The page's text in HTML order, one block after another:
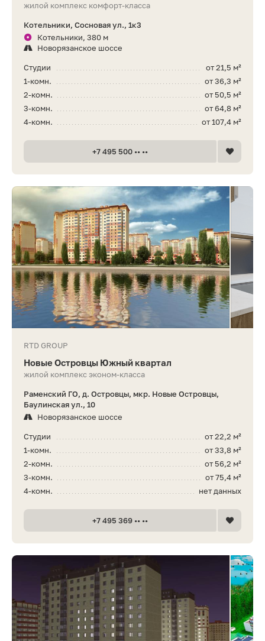
жилой комплекс комфорт-класса
Котельники, Сосновая ул., 1к3
Котельники, 380 м
Новорязанское шоссе
от 21,5 м²
Студии
от 36,3 м²
1-комн.
от 50,5 м²
2-комн.
от 64,8 м²
3-комн.
от 107,4 м²
4-комн.
+7 495 500 •• ••
RTD GROUP
Новые Островцы Южный квартал
жилой комплекс эконом-класса
Раменский ГО, д. Островцы, мкр. Новые Островцы,
Баулинская ул., 10
Новорязанское шоссе
от 22,2 м²
Студии
от 33,8 м²
1-комн.
от 56,2 м²
2-комн.
от 75,4 м²
3-комн.
нет данных
4-комн.
+7 495 369 •• ••